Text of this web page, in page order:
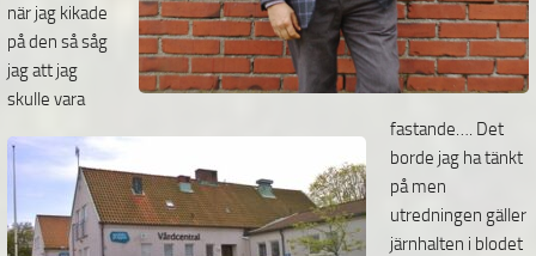
när jag kikade
på den så såg
jag att jag
skulle vara
fastande…. Det
borde jag ha tänkt
på men
utredningen gäller
järnhalten i blodet